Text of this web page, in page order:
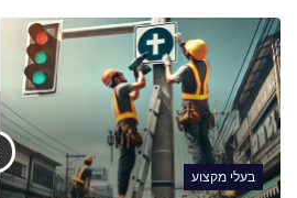
בעלי מקצוע